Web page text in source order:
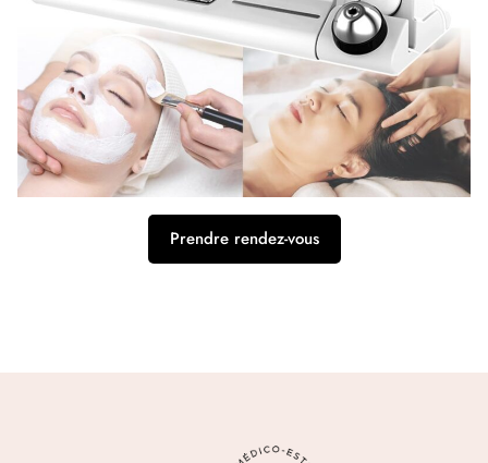
Prendre rendez-vous